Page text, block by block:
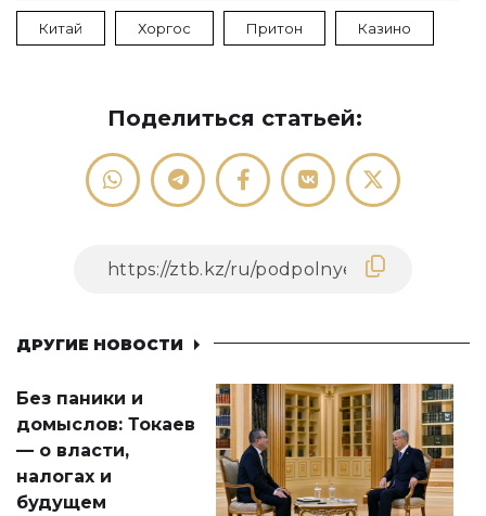
Китай Хоргос Притон Казино
Поделиться статьей:
ДРУГИЕ НОВОСТИ
Без паники и
домыслов: Токаев
— о власти,
налогах и
будущем